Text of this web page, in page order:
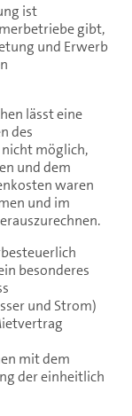
ist
gibt,
und Erwerb
lässt eine
des
nicht möglich,
und dem
waren
und im
besonderes
und Strom)
mit dem
der einheitlich